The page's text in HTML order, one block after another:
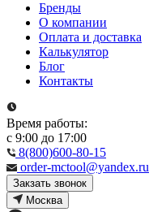
Бренды
О компании
Оплата и доставка
Калькулятор
Блог
Контакты
Время работы:
с 9:00 до 17:00
8(800)600-80-15
order-mctool@yandex.ru
Закзать звонок
Москва